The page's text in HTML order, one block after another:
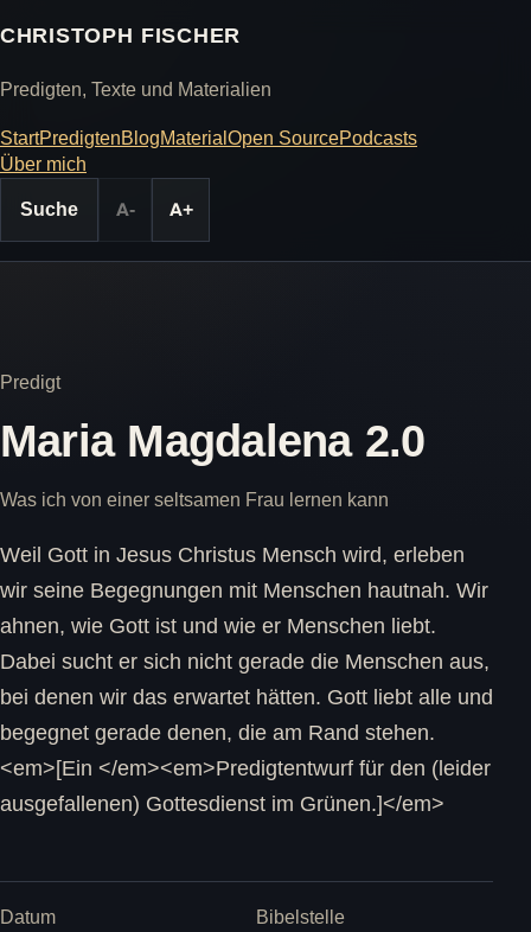
CHRISTOPH FISCHER
Predigten, Texte und Materialien
StartPredigtenBlogMaterialOpen SourcePodcasts
Über mich
Suche
A- A+
Predigt
Maria Magdalena 2.0
Was ich von einer seltsamen Frau lernen kann
Weil Gott in Jesus Christus Mensch wird, erleben
wir seine Begegnungen mit Menschen hautnah. Wir
ahnen, wie Gott ist und wie er Menschen liebt.
Dabei sucht er sich nicht gerade die Menschen aus,
bei denen wir das erwartet hätten. Gott liebt alle und
begegnet gerade denen, die am Rand stehen.
<em>[Ein </em><em>Predigtentwurf für den (leider
ausgefallenen) Gottesdienst im Grünen.]</em>
Datum
Bibelstelle